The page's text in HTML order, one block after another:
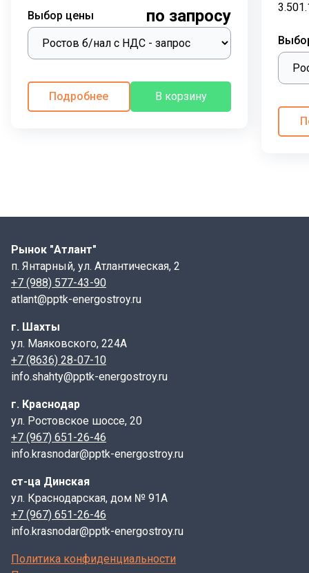
Выбор цены по запросу
Подробнее В корзину
Рынок "Атлант"
п. Янтарный, ул. Атлантическая, 2
+7 (988) 577-43-90
atlant@pptk-energostroy.ru
г. Шахты
ул. Маяковского, 224А
+7 (8636) 28-07-10
info.shahty@pptk-energostroy.ru
г. Краснодар
ул. Ростовское шоссе, 20
+7 (967) 651-26-46
info.krasnodar@pptk-energostroy.ru
ст-ца Динская
ул. Краснодарская, дом № 91А
+7 (967) 651-26-46
info.krasnodar@pptk-energostroy.ru
Политика конфиденциальности